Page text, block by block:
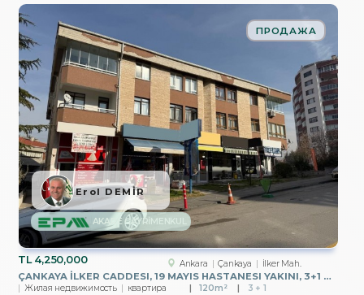
TL4,250,000 Ankara Çankaya İlker Mah.
ÇANKAYA İLKER CADDESI, 19 MAYIS HASTANESI YAKINI, 3+1 GIRIŞ KAT
ПРОДАЖА
Жилая недвижимость квартира 120m² 3 + 1
AKARE GAYRİMENKUL
Erol DEMİR